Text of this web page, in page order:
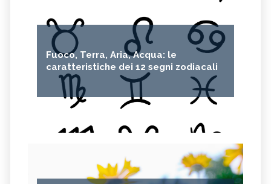
Fuoco, Terra, Aria, Acqua: le
caratteristiche dei 12 segni zodiacali